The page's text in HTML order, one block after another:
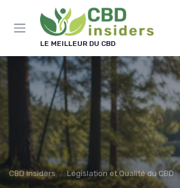
LE MEILLEUR DU CBD
CBD Insiders Législation et Qualité du CBD
Panneau de gestion des cookies